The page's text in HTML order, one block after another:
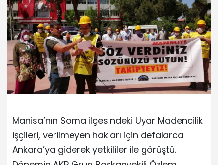
Manisa’nın Soma ilçesindeki Uyar Madencilik
işçileri, verilmeyen hakları için defalarca
Ankara’ya giderek yetkililer ile görüştü.